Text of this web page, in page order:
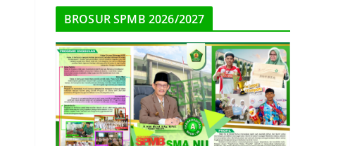
BROSUR SPMB 2026/2027